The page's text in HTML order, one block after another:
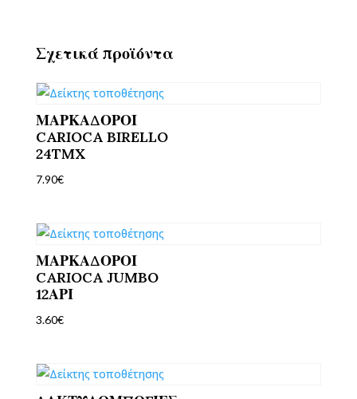
Σχετικά προϊόντα
ΜΑΡΚΑΔΟΡΟΙ
CARIOCA BIRELLO
24TMX
7.90€
ΜΑΡΚΑΔΟΡΟΙ
CARIOCA JUMBO
12ΑΡΙ
3.60€